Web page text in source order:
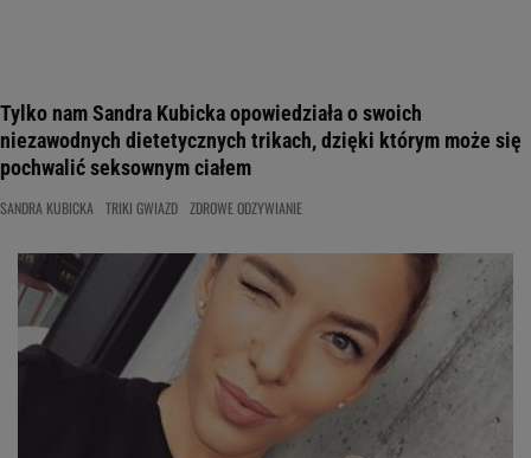
Tylko nam Sandra Kubicka opowiedziała o swoich
niezawodnych dietetycznych trikach, dzięki którym może się
pochwalić seksownym ciałem
SANDRA KUBICKA TRIKI GWIAZD ZDROWE ODZYWIANIE